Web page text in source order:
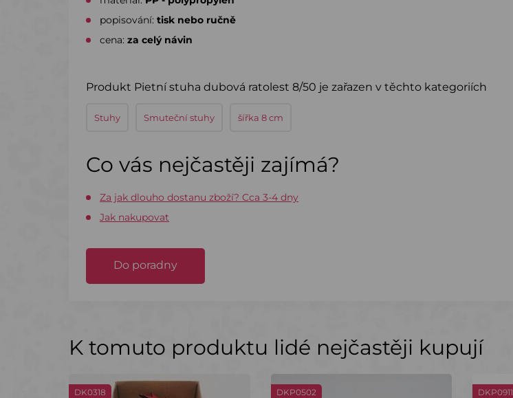
popisování: tisk nebo ručně
cena: za celý návin
Produkt Pietní stuha dubová ratolest 8/50 je zařazen v těchto kategoriích
Stuhy Smuteční stuhy šířka 8 cm
Co vás nejčastěji zajímá?
Za jak dlouho dostanu zboží? Cca 3-4 dny
Jak nakupovat
Do poradny
K tomuto produktu lidé nejčastěji kupují
DK0318 DKP0502 DKP0911